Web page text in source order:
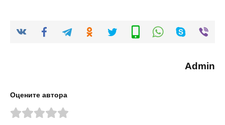
Admin
Оцените автора